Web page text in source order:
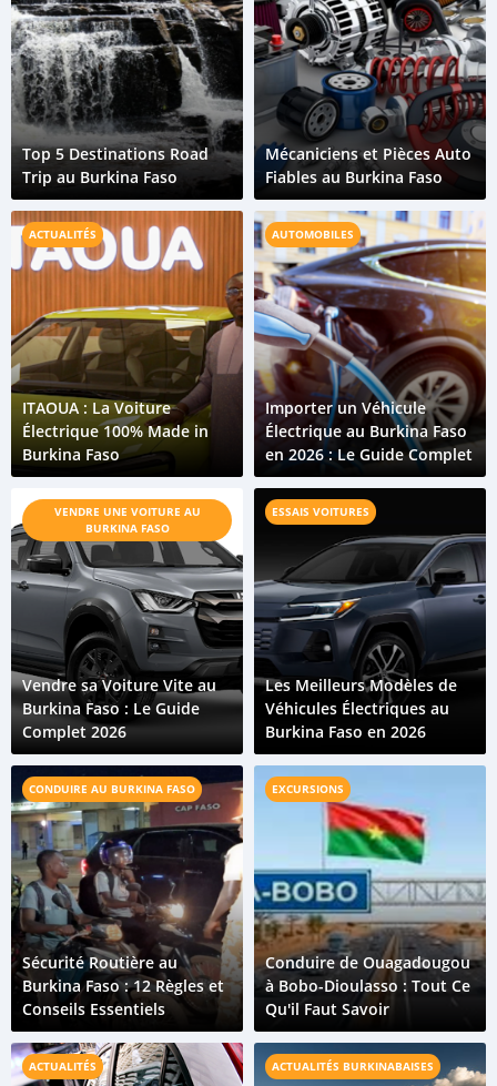
Top 5 Destinations Road
Trip au Burkina Faso
Mécaniciens et Pièces Auto
Fiables au Burkina Faso
ACTUALITÉS
ITAOUA : La Voiture
Électrique 100% Made in
Burkina Faso
AUTOMOBILES
Importer un Véhicule
Électrique au Burkina Faso
en 2026 : Le Guide Complet
VENDRE UNE VOITURE AU
BURKINA FASO
Vendre sa Voiture Vite au
Burkina Faso : Le Guide
Complet 2026
ESSAIS VOITURES
Les Meilleurs Modèles de
Véhicules Électriques au
Burkina Faso en 2026
CONDUIRE AU BURKINA FASO
Sécurité Routière au
Burkina Faso : 12 Règles et
Conseils Essentiels
EXCURSIONS
Conduire de Ouagadougou
à Bobo-Dioulasso : Tout Ce
Qu'il Faut Savoir
ACTUALITÉS ACTUALITÉS BURKINABAISES